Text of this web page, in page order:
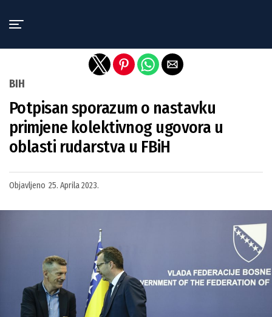
BIH
Potpisan sporazum o nastavku
primjene kolektivnog ugovora u
oblasti rudarstva u FBiH
Objavljeno 25. Aprila 2023.